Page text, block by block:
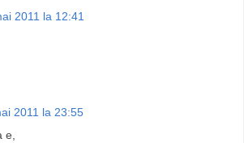
2011 la 12:41
2011 la 23:55
e,